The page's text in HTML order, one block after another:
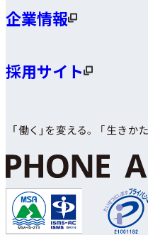
企業情報
採用サイト